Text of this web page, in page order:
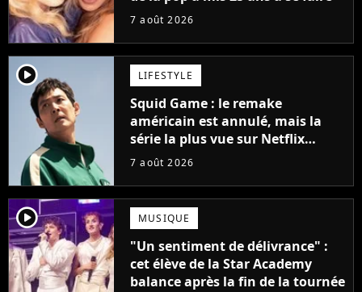
7 août 2026
player2 LIFESTYLE
Squid Game : le remake
américain est annulé, mais la
série la plus vue sur Netflix
pourrait avoir une version
7 août 2026
player2 MUSIQUE
"Un sentiment de délivrance" :
cet élève de la Star Academy
balance après la fin de la tournée